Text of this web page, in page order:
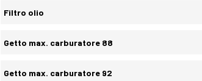
Filtro olio
Getto max. carburatore 88
Getto max. carburatore 92